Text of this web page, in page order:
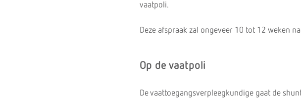
vaatpoli.
Deze afspraak zal ongeveer 10 tot 12 weken
Op de vaatpoli
De vaattoegangsverpleegkundige gaat de